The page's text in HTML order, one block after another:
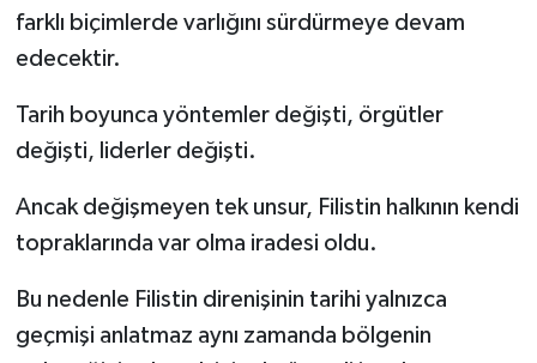
farklı biçimlerde varlığını sürdürmeye devam
edecektir.
Tarih boyunca yöntemler değişti, örgütler
değişti, liderler değişti.
Ancak değişmeyen tek unsur, Filistin halkının kendi
topraklarında var olma iradesi oldu.
Bu nedenle Filistin direnişinin tarihi yalnızca
geçmişi anlatmaz aynı zamanda bölgenin